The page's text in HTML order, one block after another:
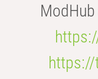
https://